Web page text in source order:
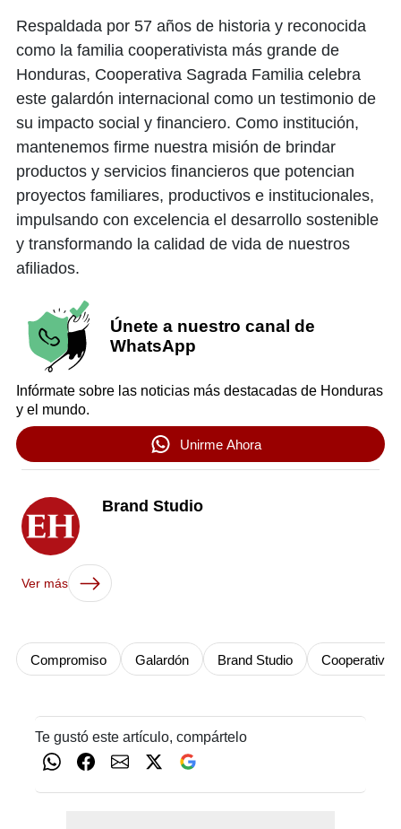
Respaldada por 57 años de historia y reconocida
como la familia cooperativista más grande de
Honduras, Cooperativa Sagrada Familia celebra
este galardón internacional como un testimonio de
su impacto social y financiero. Como institución,
mantenemos firme nuestra misión de brindar
productos y servicios financieros que potencian
proyectos familiares, productivos e institucionales,
impulsando con excelencia el desarrollo sostenible
y transformando la calidad de vida de nuestros
afiliados.
Únete a nuestro canal de
WhatsApp
Infórmate sobre las noticias más destacadas de Honduras
y el mundo.
Unirme Ahora
Brand Studio
Ver más
Compromiso Galardón Brand Studio Cooperativa
Te gustó este artículo, compártelo